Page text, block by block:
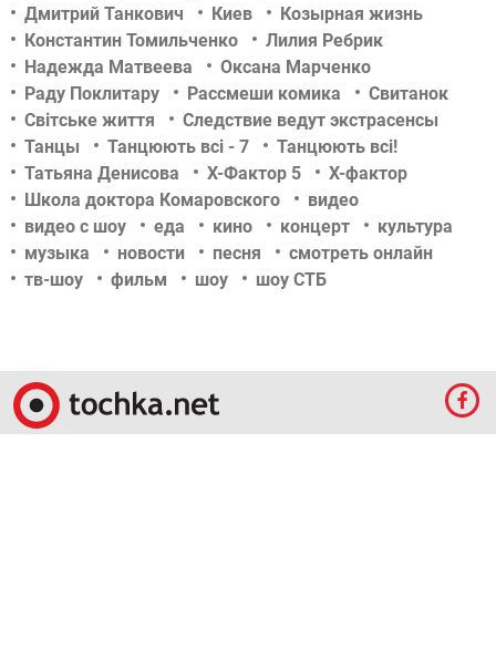
Дмитрий Танкович
Киев
Козырная жизнь
Константин Томильченко
Лилия Ребрик
Надежда Матвеева
Оксана Марченко
Раду Поклитару
Рассмеши комика
Свитанок
Світське життя
Следствие ведут экстрасенсы
Танцы
Танцюють всі - 7
Танцюють всі!
Татьяна Денисова
Х-Фактор 5
Х-фактор
Школа доктора Комаровского
видео
видео с шоу
еда кино концерт
культура
музыка
новости песня
смотреть онлайн
тв-шоу
фильм шоу шоу СТБ